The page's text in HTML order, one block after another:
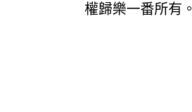
權歸樂一番所有。